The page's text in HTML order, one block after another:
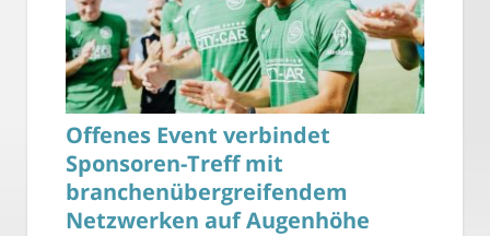
Offenes Event verbindet
Sponsoren-Treff mit
branchenübergreifendem
Netzwerken auf Augenhöhe